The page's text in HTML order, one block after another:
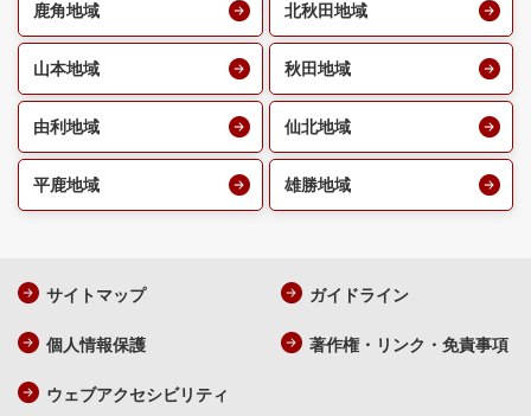
鹿角地域 北秋田地域
山本地域 秋田地域
由利地域 仙北地域
平鹿地域 雄勝地域
サイトマップ ガイドライン
個人情報保護 著作権・リンク・免責事項
ウェブアクセシビリティ